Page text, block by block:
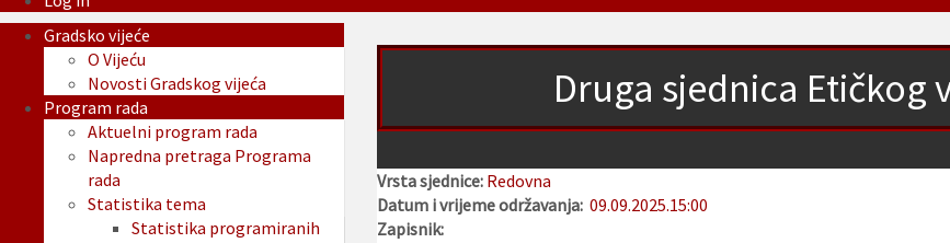
Druga sjednica Etičkog
Vrsta sjednice: Redovna
Datum i vrijeme održavanja: 09.09.2025.15:00
Zapisnik:
Gradsko vijeće
O Vijeću
Novosti Gradskog vijeća
Program rada
Aktuelni program rada
Napredna pretraga Programa
rada
Statistika tema
Statistika programiranih